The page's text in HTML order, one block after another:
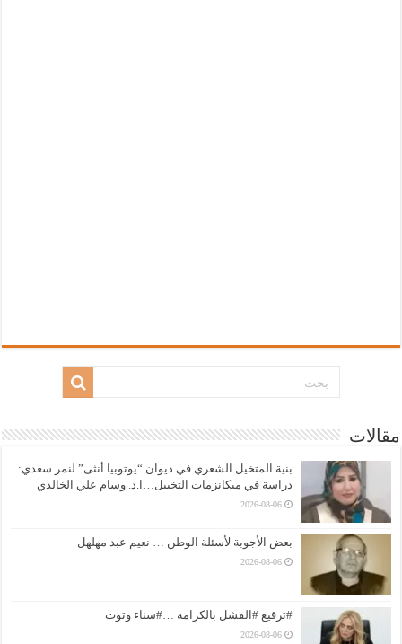
مقالات
بنية المتخيل الشعري في ديوان “يوتوبيا أنثى” لنمر سعدي:
دراسة في ميكانزمات التخييل…ا.د. وسام علي الخالدي
2026-08-06
بعض الأجوبة لأسئلة الوطن … نعيم عبد مهلهل
2026-08-06
#ترقيع #الفشل بالكرامة …#سناء وتوت
2026-08-06